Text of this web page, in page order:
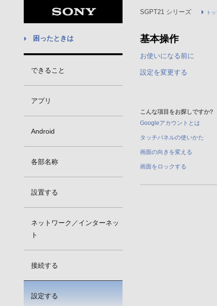
SGPT21 シリーズ ト
困ったときは
できること
アプリ
Android
各部名称
設置する
ネットワーク／インターネッ
ト
接続する
設定する
基本操作
お使いになる前に
設定を変更する
こんな項目をお探しですか?
Googleアカウントとは
タッチパネルの使いかた
画面の向きを変える
画面をロックする